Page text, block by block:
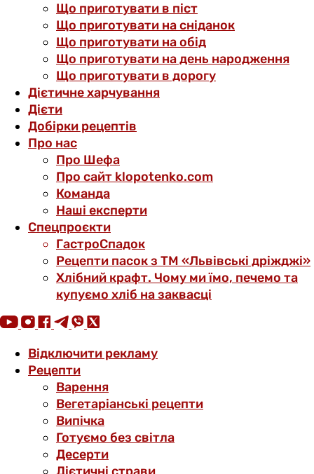
Що приготувати в піст
Що приготувати на сніданок
Що приготувати на обід
Що приготувати на день народження
Що приготувати в дорогу
Дієтичне харчування
Дієти
Добірки рецептів
Про нас
Про Шефа
Про сайт klopotenko.com
Команда
Наші експерти
Спецпроєкти
ГастроСпадок
Рецепти пасок з ТМ «Львівські дріжджі»
Хлібний крафт. Чому ми їмо, печемо та
купуємо хліб на заквасці
Відключити рекламу
Рецепти
Варення
Вегетаріанські рецепти
Випічка
Готуємо без світла
Десерти